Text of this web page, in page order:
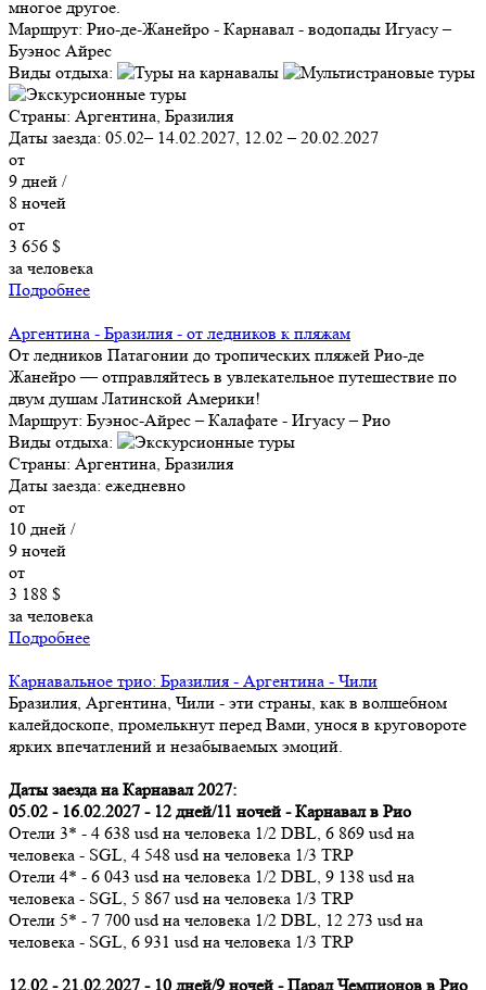
многое другое.
Маршрут: Рио-де-Жанейро - Карнавал - водопады Игуасу –
Буэнос Айрес
Виды отдыха:
Страны: Аргентина, Бразилия
Даты заезда: 05.02– 14.02.2027, 12.02 – 20.02.2027
от
9 дней /
8 ночей
от
3 656 $
за человека
Подробнее
Аргентина - Бразилия - от ледников к пляжам
От ледников Патагонии до тропических пляжей Рио-де
Жанейро — отправляйтесь в увлекательное путешествие по
двум душам Латинской Америки!
Маршрут: Буэнос-Айрес – Калафате - Игуасу – Рио
Виды отдыха:
Страны: Аргентина, Бразилия
Даты заезда: ежедневно
от
10 дней /
9 ночей
от
3 188 $
за человека
Подробнее
Карнавальное трио: Бразилия - Аргентина - Чили
Бразилия, Аргентина, Чили - эти страны, как в волшебном
калейдоскопе, промелькнут перед Вами, унося в круговороте
ярких впечатлений и незабываемых эмоций.
Даты заезда на Карнавал 2027:
05.02 - 16.02.2027 - 12 дней/11 ночей - Карнавал в Рио
Отели 3* - 4 638 usd на человека 1/2 DBL, 6 869 usd на
человека - SGL, 4 548 usd на человека 1/3 TRP
Отели 4* - 6 043 usd на человека 1/2 DBL, 9 138 usd на
человека - SGL, 5 867 usd на человека 1/3 TRP
Отели 5* - 7 700 usd на человека 1/2 DBL, 12 273 usd на
человека - SGL, 6 931 usd на человека 1/3 TRP
12.02 - 21.02.2027 - 10 дней/9 ночей - Парад Чемпионов в Рио